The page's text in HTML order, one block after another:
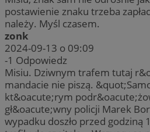
postawienie znaku trzeba
należy. Myśl czasem.
zonk
2024-09-13 o 09:09
-1 Odpowiedz
Misiu. Dziwnym trafem tutaj
mandacie nie piszą.
kt&oacute;rym
gł&oacute;wny policji Marek
wypadku doszło przed godziną